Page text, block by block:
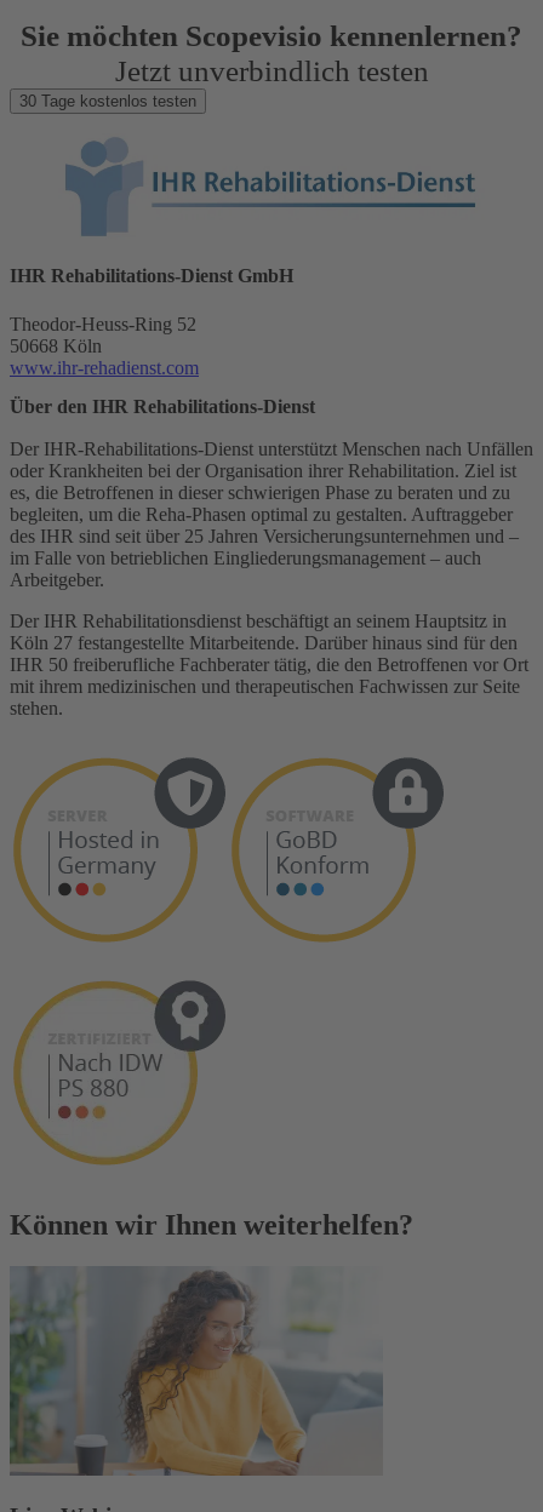
Sie möchten Scopevisio kennenlernen?
Jetzt unverbindlich testen
30 Tage kostenlos testen
IHR Rehabilitations-Dienst GmbH
Theodor-Heuss-Ring 52
50668 Köln
www.ihr-rehadienst.com
Über den IHR Rehabilitations-Dienst
Der IHR-Rehabilitations-Dienst unterstützt Menschen nach Unfällen
oder Krankheiten bei der Organisation ihrer Rehabilitation. Ziel ist
es, die Betroffenen in dieser schwierigen Phase zu beraten und zu
begleiten, um die Reha-Phasen optimal zu gestalten. Auftraggeber
des IHR sind seit über 25 Jahren Versicherungsunternehmen und –
im Falle von betrieblichen Eingliederungsmanagement – auch
Arbeitgeber.
Der IHR Rehabilitationsdienst beschäftigt an seinem Hauptsitz in
Köln 27 festangestellte Mitarbeitende. Darüber hinaus sind für den
IHR 50 freiberufliche Fachberater tätig, die den Betroffenen vor Ort
mit ihrem medizinischen und therapeutischen Fachwissen zur Seite
stehen.
Können wir Ihnen weiterhelfen?